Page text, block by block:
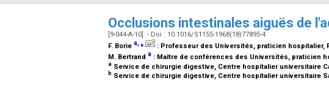
Occlusions intestinales aiguës de
[9-044-A-10] - Doi : 10.1016/S1155-1968(18)77895-4
F. Borie a,⁎ : Professeur des Universités, praticien hospitalier,
M. Bertrand a : Maître de conférences des Universités, praticien
a Service de chirurgie digestive, Centre hospitalier universitaire
b Service de chirurgie digestive, Centre hospitalier universitaire